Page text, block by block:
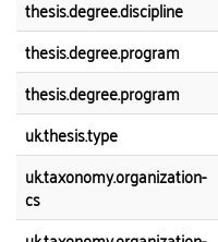
thesis.degree.discipline
thesis.degree.program
thesis.degree.program
uk.thesis.type
uk.taxonomy.organization-
cs